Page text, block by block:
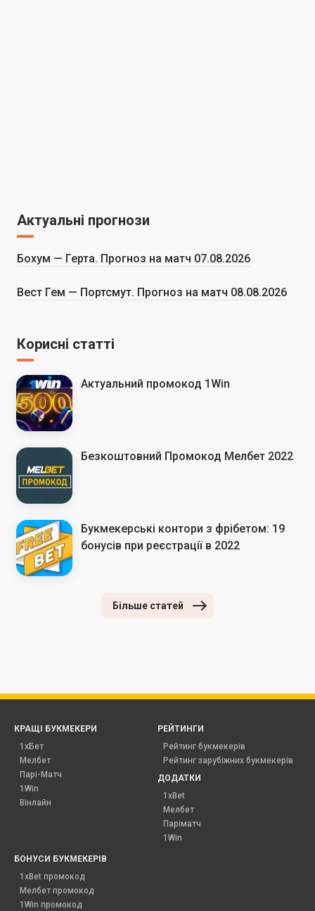
Актуальні прогнози
Бохум — Герта. Прогноз на матч 07.08.2026
Вест Гем — Портсмут. Прогноз на матч 08.08.2026
Корисні статті
Актуальний промокод 1Win
Безкоштовний Промокод Мелбет 2022
Букмекерські контори з фрібетом: 19
бонусів при реєстрації в 2022
Більше статей
КРАЩІ БУКМЕКЕРИ
1хБет
Мелбет
Парі-Матч
1Win
Вінлайн
РЕЙТИНГИ
Рейтинг букмекерів
Рейтинг зарубіжних букмекерів
ДОДАТКИ
1xBet
Мелбет
Паріматч
1Win
БОНУСИ БУКМЕКЕРІВ
1xBet промокод
Мелбет промокод
1Win промокод